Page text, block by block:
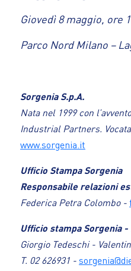
Giovedì 8 maggio, ore
Parco Nord Milano –
Sorgenia S.p.A.
Nata nel 1999 con
Industrial Partners.
www.sorgenia.it
Ufficio Stampa Sorgenia
Responsabile relazioni
Federica Petra Colombo -
Ufficio stampa Sorgenia -
Giorgio Tedeschi -
T. 02 626931 -